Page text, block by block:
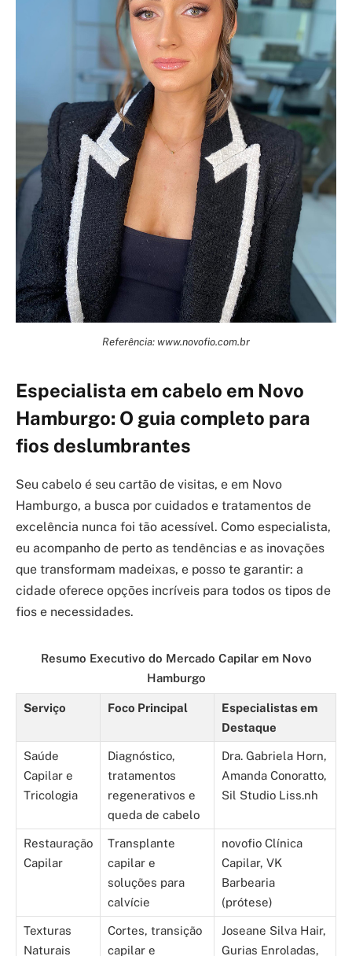
Referência: www.novofio.com.br
Especialista em cabelo em Novo
Hamburgo: O guia completo para
fios deslumbrantes
Seu cabelo é seu cartão de visitas, e em Novo
Hamburgo, a busca por cuidados e tratamentos de
excelência nunca foi tão acessível. Como especialista,
eu acompanho de perto as tendências e as inovações
que transformam madeixas, e posso te garantir: a
cidade oferece opções incríveis para todos os tipos de
fios e necessidades.
Resumo Executivo do Mercado Capilar em Novo
Hamburgo
Serviço Foco Principal
Especialistas em
Destaque
Saúde
Capilar e
Tricologia
Diagnóstico,
tratamentos
regenerativos e
queda de cabelo
Dra. Gabriela Horn,
Amanda Conoratto,
Sil Studio Liss.nh
Restauração
Capilar
Transplante
capilar e
soluções para
calvície
novofio Clínica
Capilar, VK
Barbearia
(prótese)
Texturas
Naturais
Cortes, transição
capilar e
Joseane Silva Hair,
Gurias Enroladas,